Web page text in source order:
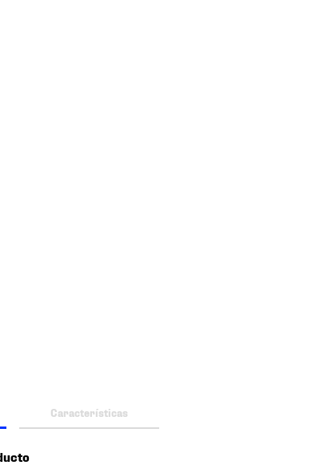
Características